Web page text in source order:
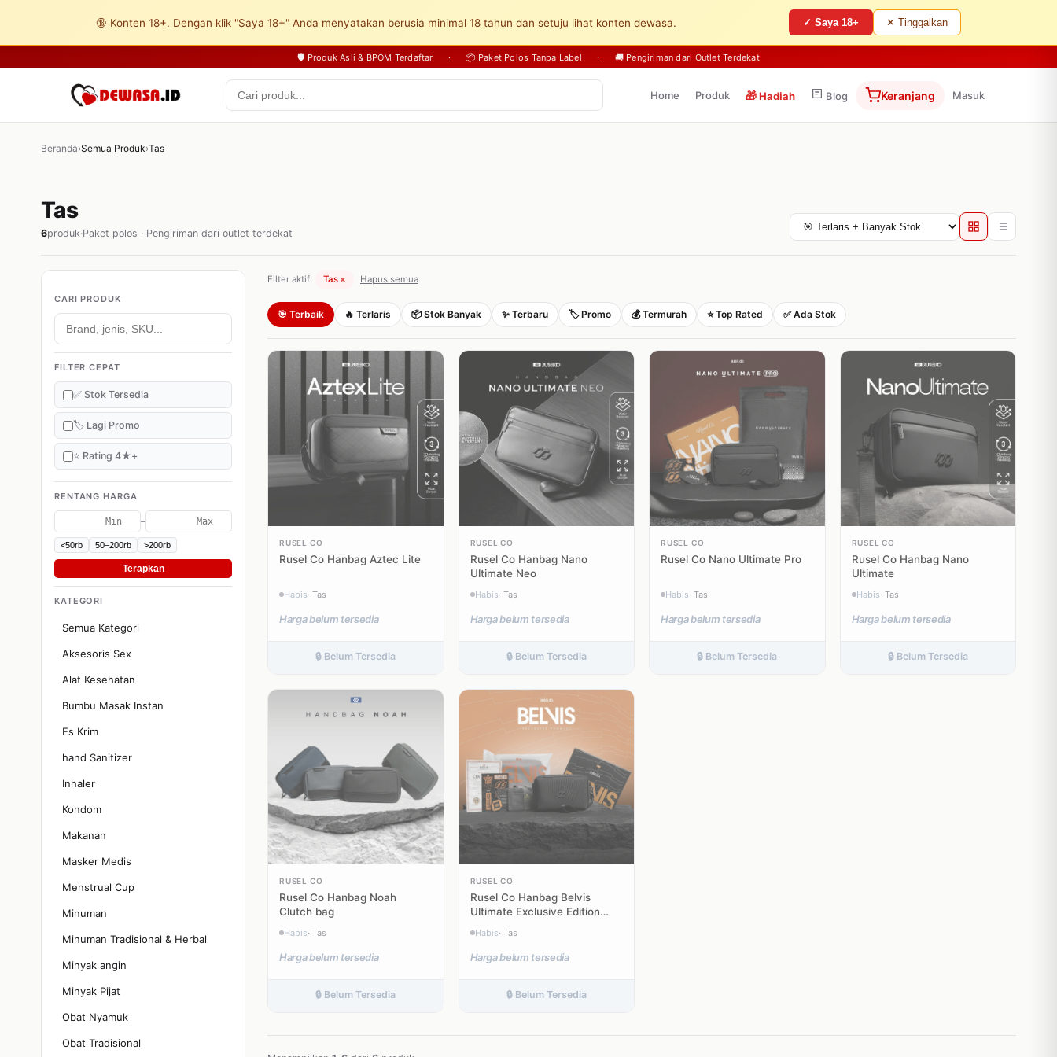
🔞 Konten 18+. Dengan klik "Saya 18+" Anda menyatakan berusia minimal 18 tahun dan setuju lihat konten dewasa. ✓ Saya 18+ ✕ Tinggalkan
🛡️ Produk Asli & BPOM Terdaftar · 📦 Paket Polos Tanpa Label · 🚚 Pengiriman dari Outlet Terdekat
Home Produk 🎁Hadiah Blog Keranjang Masuk
Beranda›Semua Produk›Tas
Tas
6produk·Paket polos · Pengiriman dari outlet terdekat
CARI PRODUK
FILTER CEPAT
✅ Stok Tersedia
🏷️ Lagi Promo
⭐ Rating 4★+
RENTANG HARGA
–
<50rb 50–200rb >200rb
Terapkan
KATEGORI
Semua Kategori
Aksesoris Sex
Alat Kesehatan
Bumbu Masak Instan
Es Krim
hand Sanitizer
Inhaler
Kondom
Makanan
Masker Medis
Menstrual Cup
Minuman
Minuman Tradisional & Herbal
Minyak angin
Minyak Pijat
Obat Nyamuk
Obat Tradisional
Filter aktif: Tas × Hapus semua
🎯 Terbaik 🔥 Terlaris 📦 Stok Banyak ✨ Terbaru 🏷️ Promo 💰 Termurah ⭐ Top Rated ✅ Ada Stok
RUSEL CO
Rusel Co Hanbag Aztec Lite
Habis· Tas
Harga belum tersedia
🔒 Belum Tersedia
RUSEL CO
Rusel Co Hanbag Nano
Ultimate Neo
Habis· Tas
Harga belum tersedia
🔒 Belum Tersedia
RUSEL CO
Rusel Co Nano Ultimate Pro
Habis· Tas
Harga belum tersedia
🔒 Belum Tersedia
RUSEL CO
Rusel Co Hanbag Nano
Ultimate
Habis· Tas
Harga belum tersedia
🔒 Belum Tersedia
RUSEL CO
Rusel Co Hanbag Noah
Clutch bag
Habis· Tas
Harga belum tersedia
🔒 Belum Tersedia
RUSEL CO
Rusel Co Hanbag Belvis
Ultimate Exclusive Edition
Habis· Tas
Harga belum tersedia
🔒 Belum Tersedia